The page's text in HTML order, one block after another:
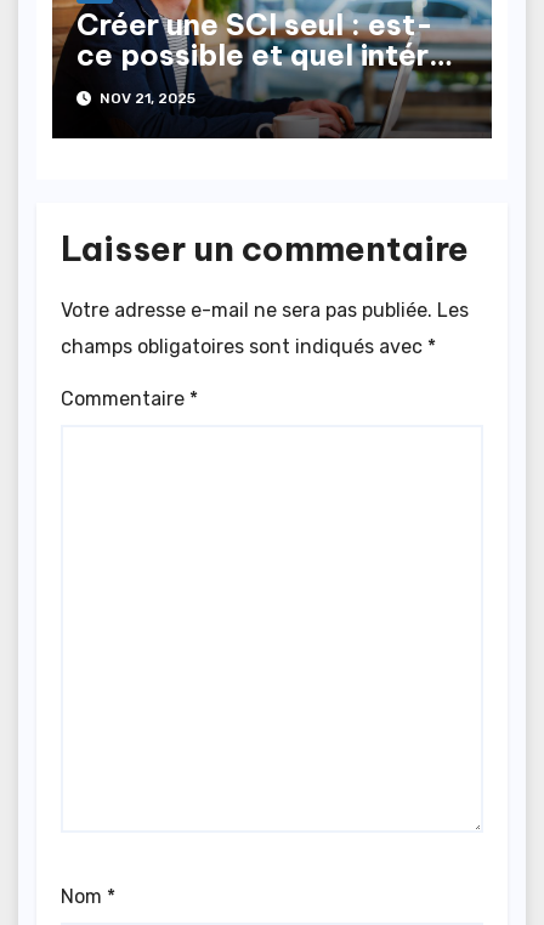
Créer une SCI seul : est-
ce possible et quel intérêt
? NOV 21, 2025
Laisser un commentaire
Votre adresse e-mail ne sera pas publiée. Les
champs obligatoires sont indiqués avec *
Commentaire *
Nom *